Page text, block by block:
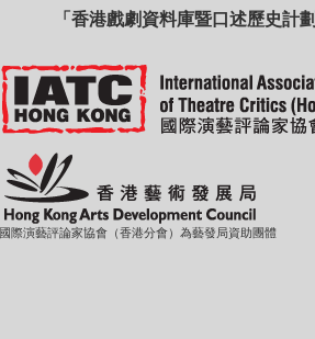
「香港戲劇資料庫暨口述歷史計
國際演藝評論家協會（香港分會）為藝發局資助團體